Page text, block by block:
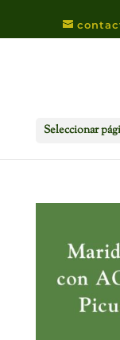
Seleccionar